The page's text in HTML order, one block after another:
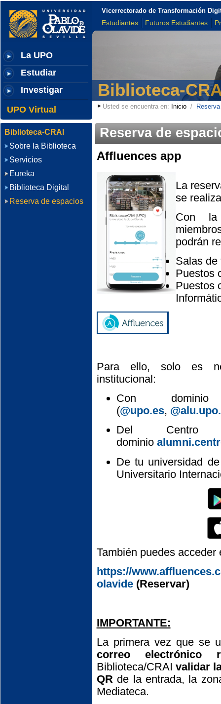
La UPO
Estudiar
Investigar
UPO Virtual
Vicerrectorado de Transformación
Estudiantes Futuros Estudiantes
Biblioteca-
Usted se encuentra en: Inicio/
Reserva de
Affluences app
La
se
Con
podrán
Salas de
Puestos
Puestos
Para ello, solo es
institucional:
Con
(@upo.es,
Del Centro
dominio
De tu universidad
Universitario
También puedes acceder
https://
olavide (Reservar)
IMPORTANTE:
La primera vez que se
correo electrónico
Biblioteca/CRAI validar
QR de la entrada, la
Mediateca.
Biblioteca-CRAI
Sobre la Biblioteca
Servicios
Eureka
Biblioteca Digital
Reserva de espacios